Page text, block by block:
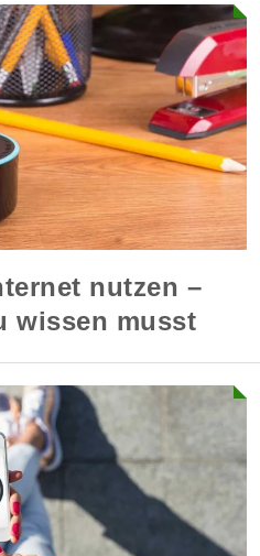
nutzen –
wissen musst